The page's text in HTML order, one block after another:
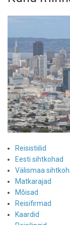
Reisistiilid
Eesti sihtkohad
Välismaa
Matkarajad
Mõisad
Reisifirmad
Kaardid